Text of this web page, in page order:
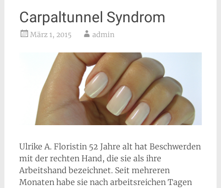
Carpaltunnel Syndrom
März 1, 2015 admin
Ulrike A. Floristin 52 Jahre alt hat Beschwerden
mit der rechten Hand, die sie als ihre
Arbeitshand bezeichnet. Seit mehreren
Monaten habe sie nach arbeitsreichen Tagen